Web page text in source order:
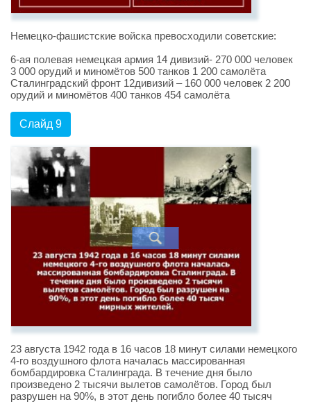
Немецко-фашистские войска превосходили советские:
6-ая полевая немецкая армия 14 дивизий- 270 000 человек
3 000 орудий и миномётов 500 танков 1 200 самолёта
Сталинградский фронт 12дивизий – 160 000 человек 2 200
орудий и миномётов 400 танков 454 самолёта
Слайд 9
23 августа 1942 года в 16 часов 18 минут силами немецкого
4-го воздушного флота началась массированная
бомбардировка Сталинграда. В течение дня было
произведено 2 тысячи вылетов самолётов. Город был
разрушен на 90%, в этот день погибло более 40 тысяч